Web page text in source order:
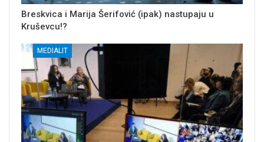
Breskvica i Marija Šerifović (ipak) nastupaju u
Kruševcu!?
MEDIALIT